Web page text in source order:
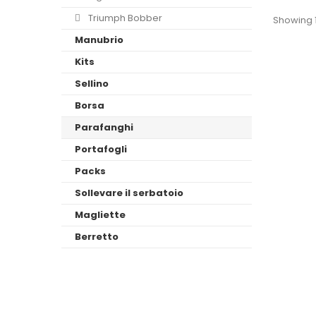
Triumph Bobber
Manubrio
Kits
Sellino
Borsa
Parafanghi
Portafogli
Packs
Sollevare il serbatoio
Magliette
Berretto
Showing